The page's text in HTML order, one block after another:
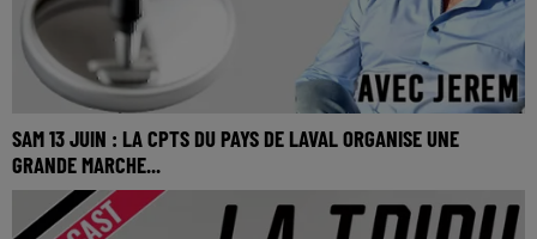
SAM 13 JUIN : LA CPTS DU PAYS DE LAVAL ORGANISE UNE
GRANDE MARCHE...
SAM 13 JUIN : La CPTS du Pays de Laval organise une
grande marche intergénérationnelle.